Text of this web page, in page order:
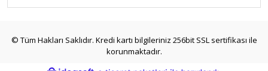
© Tüm Hakları Saklıdır. Kredi kartı bilgileriniz 256bit SSL sertifikası ile
korunmaktadır.